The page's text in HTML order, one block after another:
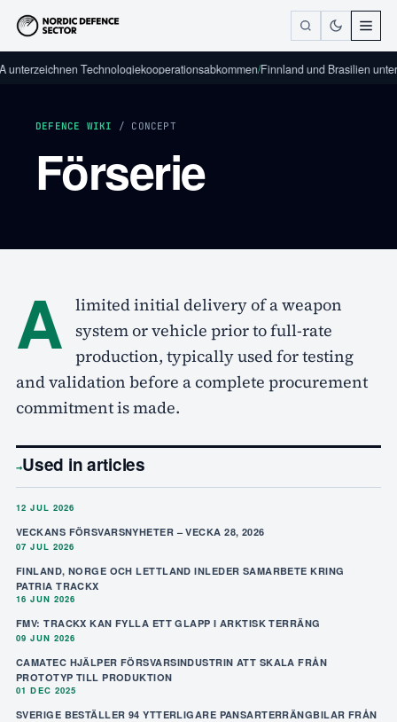
Technologiekooperationsabkommen/Finnland und Brasilien
DEFENCE WIKI / CONCEPT
Förserie
A limited initial delivery of a weapon
system or vehicle prior to full-rate
production, typically used for testing
and validation before a complete procurement
commitment is made.
→Used in articles
12 JUL 2026
VECKANS FÖRSVARSNYHETER – VECKA 28, 2026
07 JUL 2026
FINLAND, NORGE OCH LETTLAND INLEDER SAMARBETE KRING
PATRIA TRACKX
16 JUN 2026
FMV: TRACKX KAN FYLLA ETT GLAPP I ARKTISK TERRÄNG
09 JUN 2026
CAMATEC HJÄLPER FÖRSVARSINDUSTRIN ATT SKALA FRÅN
PROTOTYP TILL PRODUKTION
01 DEC 2025
SVERIGE BESTÄLLER 94 YTTERLIGARE PANSARTERRÄNGBILAR FRÅN